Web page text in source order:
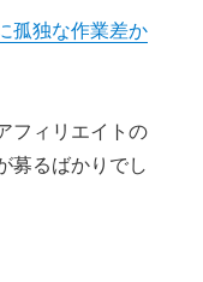
孤独な作業差か
フィリエイトの
募るばかりでし